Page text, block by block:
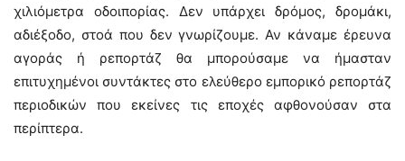
χιλιόμετρα οδοιπορίας. Δεν υπάρχει δρόμος, δρομάκι,
αδιέξοδο, στοά που δεν γνωρίζουμε. Αν κάναμε έρευνα
αγοράς ή ρεπορτάζ θα μπορούσαμε να ήμασταν
επιτυχημένοι συντάκτες στο ελεύθερο εμπορικό ρεπορτάζ
περιοδικών που εκείνες τις εποχές αφθονούσαν στα
περίπτερα.